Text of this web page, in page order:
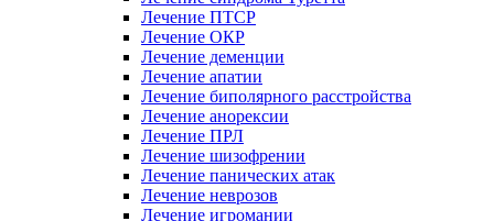
Лечение ПТСР
Лечение ОКР
Лечение деменции
Лечение апатии
Лечение биполярного расстройства
Лечение анорексии
Лечение ПРЛ
Лечение шизофрении
Лечение панических атак
Лечение неврозов
Лечение игромании